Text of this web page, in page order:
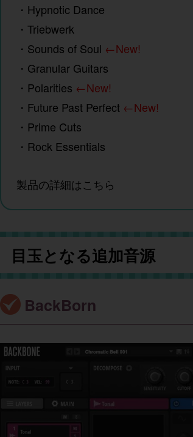
・ Hypnotic Dance
・ Triebwerk
・ Sounds of Soul ←New!
・ Granular Guitars
・ Polarities ←New!
・ Future Past Perfect ←New!
・ Prime Cuts
・ Rock Essentials
製品の詳細はこちら
目玉となる追加音源
BackBorn